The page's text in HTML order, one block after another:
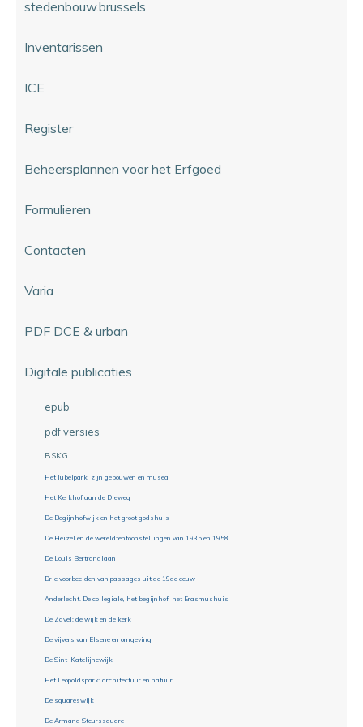
stedenbouw.brussels
Inventarissen
ICE
Register
Beheersplannen voor het Erfgoed
Formulieren
Contacten
Varia
PDF DCE & urban
Digitale publicaties
epub
pdf versies
BSKG
Het Jubelpark, zijn gebouwen en musea
Het Kerkhof aan de Dieweg
De Begijnhofwijk en het groot godshuis
De Heizel en de wereldtentoonstellingen van 1935 en 1958
De Louis Bertrandlaan
Drie voorbeelden van passages uit de 19de eeuw
Anderlecht. De collegiale, het begijnhof, het Erasmushuis
De Zavel: de wijk en de kerk
De vijvers van Elsene en omgeving
De Sint-Katelijnewijk
Het Leopoldspark: architectuur en natuur
De squareswijk
De Armand Steurssquare